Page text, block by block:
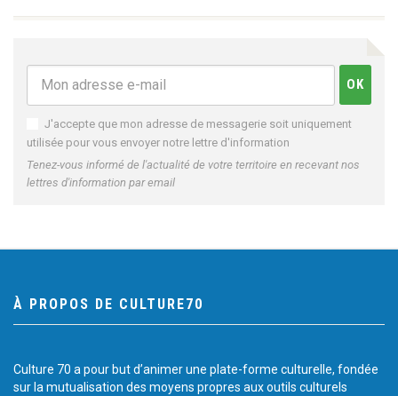
J'accepte que mon adresse de messagerie soit uniquement
utilisée pour vous envoyer notre lettre d'information
Tenez-vous informé de l'actualité de votre territoire en recevant nos
lettres d'information par email
À PROPOS DE CULTURE70
Culture 70 a pour but d’animer une plate-forme culturelle, fondée
sur la mutualisation des moyens propres aux outils culturels